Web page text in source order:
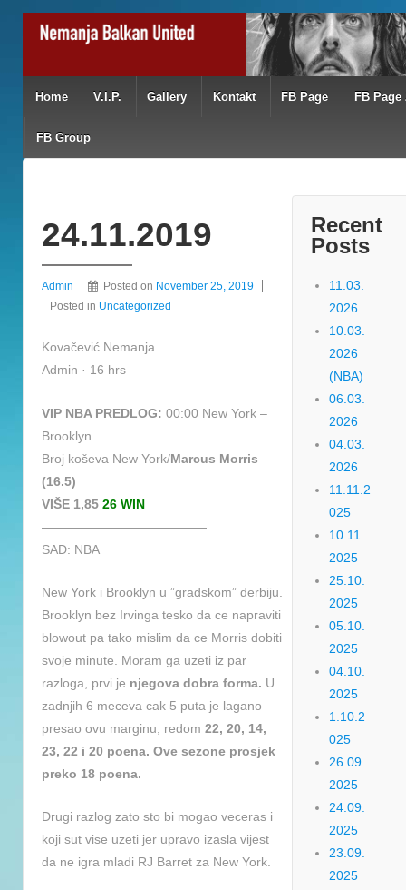
Home V.I.P. Gallery Kontakt FB Page FB Page
FB Group
24.11.2019
Admin Posted on November 25, 2019
Posted in Uncategorized
Kovačević Nemanja
Admin · 16 hrs
VIP NBA PREDLOG: 00:00 New York –
Brooklyn
Broj koševa New York/Marcus Morris
(16.5)
VIŠE 1,85 26 WIN
—————————————
SAD: NBA
New York i Brooklyn u ”gradskom” derbiju.
Brooklyn bez Irvinga tesko da ce napraviti
blowout pa tako mislim da ce Morris dobiti
svoje minute. Moram ga uzeti iz par
razloga, prvi je njegova dobra forma. U
zadnjih 6 meceva cak 5 puta je lagano
presao ovu marginu, redom 22, 20, 14,
23, 22 i 20 poena. Ove sezone prosjek
preko 18 poena.
Drugi razlog zato sto bi mogao veceras i
koji sut vise uzeti jer upravo izasla vijest
da ne igra mladi RJ Barret za New York.
Recent
Posts
11.03.
2026
10.03.
2026
(NBA)
06.03.
2026
04.03.
2026
11.11.2
025
10.11.
2025
25.10.
2025
05.10.
2025
04.10.
2025
1.10.2
025
26.09.
2025
24.09.
2025
23.09.
2025